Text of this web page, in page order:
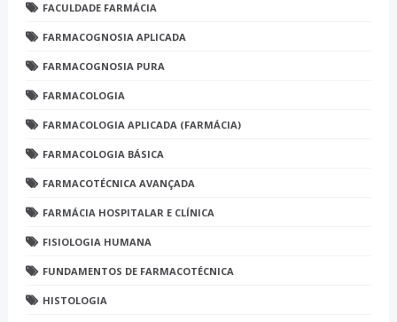
FACULDADE FARMÁCIA
FARMACOGNOSIA APLICADA
FARMACOGNOSIA PURA
FARMACOLOGIA
FARMACOLOGIA APLICADA (FARMÁCIA)
FARMACOLOGIA BÁSICA
FARMACOTÉCNICA AVANÇADA
FARMÁCIA HOSPITALAR E CLÍNICA
FISIOLOGIA HUMANA
FUNDAMENTOS DE FARMACOTÉCNICA
HISTOLOGIA